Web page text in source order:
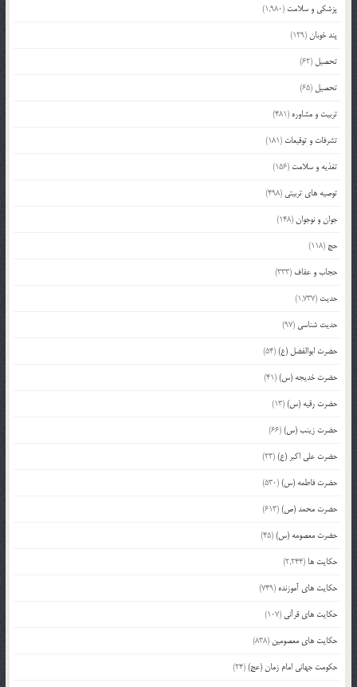
پزشکی و سلامت (1,980)
پند خوبان(129)
تحصیل (62)
تحصیل (65)
تربیت و مشاوره (481)
تشرفات و توقیعات (181)
تغذیه و سلامت (156)
توصیه های تربیتی (498)
جوان و نوجوان(148)
حج (118)
حجاب و عفاف (333)
حدیث (1,737)
حدیث شناسی (97)
حضرت ابوالفضل (ع)(54)
حضرت خدیجه (س)(41)
حضرت رقیه (س)(13)
حضرت زینب (س)(66)
حضرت علی اکبر (ع)(23)
حضرت فاطمه (س)(530)
حضرت محمد (ص)(613)
حضرت معصومه (س)(45)
حکایت ها (2,244)
حکایت های آموزنده (749)
حکایت های قرآنی (107)
حکایت های معصومین (838)
حکومت جهانی امام زمان (عج)(24)